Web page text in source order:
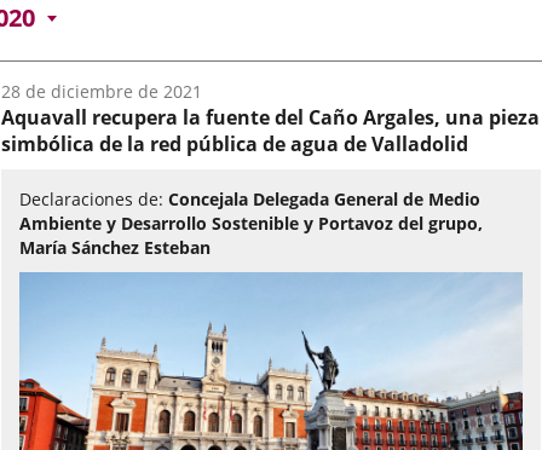
Fecha
del
audio:
28 de diciembre de 2021
Aquavall recupera la fuente del Caño Argales, una pieza
simbólica de la red pública de agua de Valladolid
Declaraciones de: Concejala Delegada General de Medio
Ambiente y Desarrollo Sostenible y Portavoz del grupo,
María Sánchez Esteban